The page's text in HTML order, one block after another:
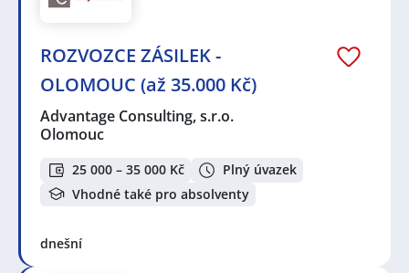
ROZVOZCE ZÁSILEK -
OLOMOUC (až 35.000 Kč)
Advantage Consulting, s.r.o.
Olomouc
25 000 – 35 000 Kč
Plný úvazek
Vhodné také pro absolventy
dnešní